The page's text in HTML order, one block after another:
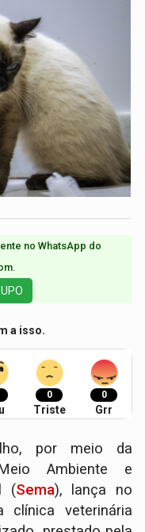
no WhatsApp do
a isso.
0
Triste
0
Grr
por meio da
Ambiente e
(Sema), lança no
veterinária